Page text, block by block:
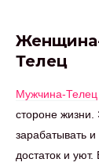
Телец
Мужчина-Телец
стороне
зарабатывать
достаток и